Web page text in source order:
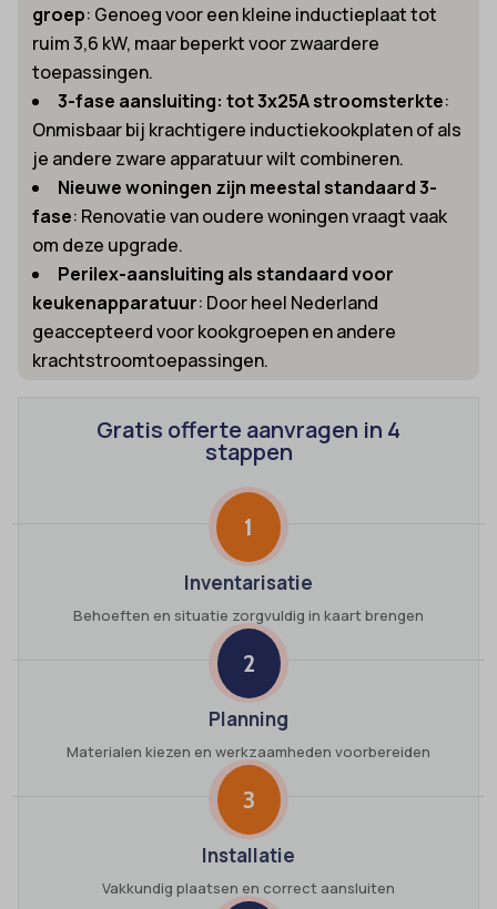
groep: Genoeg voor een kleine inductieplaat tot
ruim 3,6 kW, maar beperkt voor zwaardere
toepassingen.
3-fase aansluiting: tot 3x25A stroomsterkte:
Onmisbaar bij krachtigere inductiekookplaten of als
je andere zware apparatuur wilt combineren.
Nieuwe woningen zijn meestal standaard 3-
fase: Renovatie van oudere woningen vraagt vaak
om deze upgrade.
Perilex-aansluiting als standaard voor
keukenapparatuur: Door heel Nederland
geaccepteerd voor kookgroepen en andere
krachtstroomtoepassingen.
Gratis offerte aanvragen in 4
stappen
1
Inventarisatie
Behoeften en situatie zorgvuldig in kaart brengen
2
Planning
Materialen kiezen en werkzaamheden voorbereiden
3
Installatie
Vakkundig plaatsen en correct aansluiten